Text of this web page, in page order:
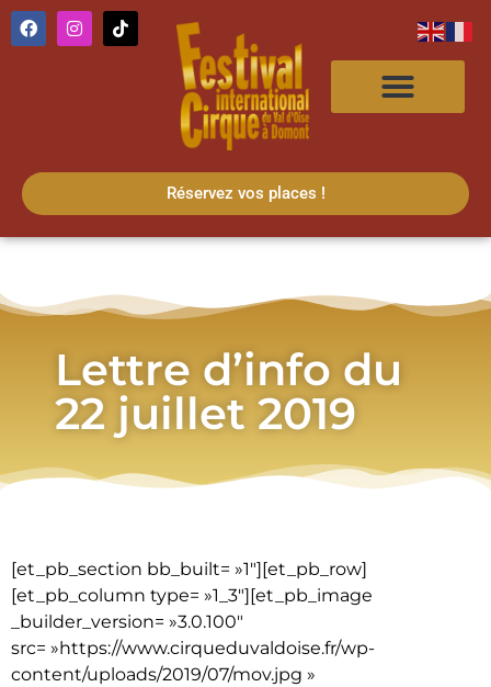
Réservez vos places !
Lettre d’info du
22 juillet 2019
[et_pb_section bb_built= »1″][et_pb_row]
[et_pb_column type= »1_3″][et_pb_image
_builder_version= »3.0.100″
src= »https://www.cirqueduvaldoise.fr/wp-
content/uploads/2019/07/mov.jpg »